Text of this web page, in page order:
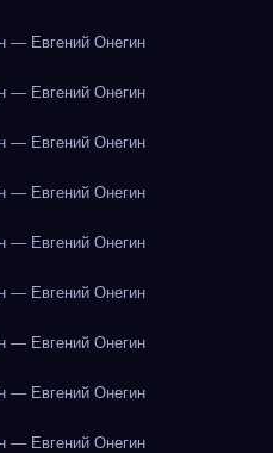
— Евгений Онегин
— Евгений Онегин
— Евгений Онегин
— Евгений Онегин
— Евгений Онегин
— Евгений Онегин
— Евгений Онегин
— Евгений Онегин
— Евгений Онегин